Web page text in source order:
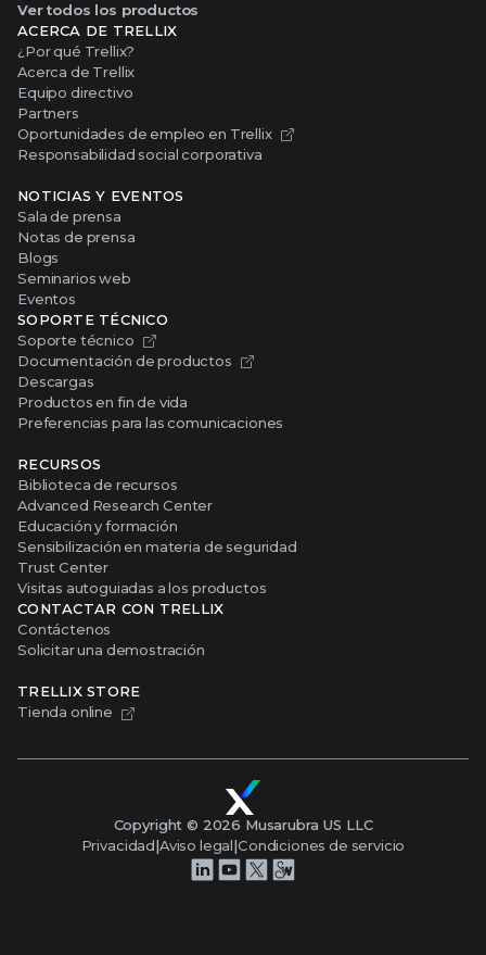
Ver todos los productos
ACERCA DE TRELLIX
¿Por qué Trellix?
Acerca de Trellix
Equipo directivo
Partners
Oportunidades de empleo en Trellix
Responsabilidad social corporativa
NOTICIAS Y EVENTOS
Sala de prensa
Notas de prensa
Blogs
Seminarios web
Eventos
SOPORTE TÉCNICO
Soporte técnico
Documentación de productos
Descargas
Productos en fin de vida
Preferencias para las comunicaciones
RECURSOS
Biblioteca de recursos
Advanced Research Center
Educación y formación
Sensibilización en materia de seguridad
Trust Center
Visitas autoguiadas a los productos
CONTACTAR CON TRELLIX
Contáctenos
Solicitar una demostración
TRELLIX STORE
Tienda online
Copyright © 2026 Musarubra US LLC
Privacidad|Aviso legal|Condiciones de servicio